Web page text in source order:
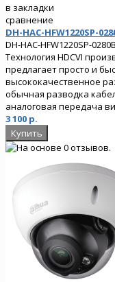
в закладки
сравнение
DH-HAC-HFW1220SP-
DH-HAC-HFW1220SP-
Технология HDCVI
предлагает просто и
высококачественное
обычная разводка
аналоговая передача
3 100 р.